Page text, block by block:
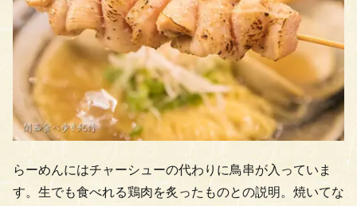
らーめんにはチャーシューの代わりに鳥串が入っていま
す。生でも食べれる鶏肉を炙ったものとの説明。焼いてな